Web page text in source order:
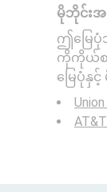
မိုဘိုင်းအ
ဤမြေပုံ
ကိုကိုယ်စ
မြေပုံနှ